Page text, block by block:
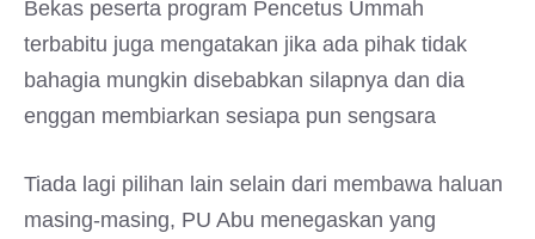
Bekas peserta program Pencetus Ummah
terbabitu juga mengatakan jika ada pihak tidak
bahagia mungkin disebabkan silapnya dan dia
enggan membiarkan sesiapa pun sengsara
Tiada lagi pilihan lain selain dari membawa haluan
masing-masing, PU Abu menegaskan yang